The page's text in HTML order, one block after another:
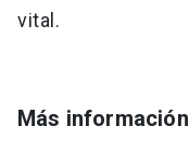
vital.
Más información